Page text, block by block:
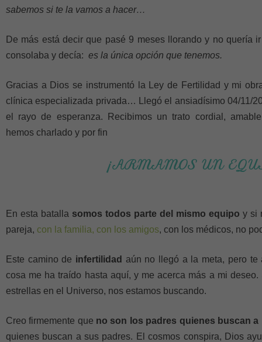
sabemos si te la vamos a hacer…
De más está decir que pasé 9 meses llorando y no quería
consolaba y decía: es la única opción que tenemos.
Gracias a Dios se instrumentó la Ley de Fertilidad y mi
clínica especializada privada… Llegó el ansiadísimo 04/11/
el rayo de esperanza. Recibimos un trato cordial,
hemos charlado y por fin
¡ARMAMOS UN
En esta batalla somos todos parte del mismo equipo y si
pareja, con la familia, con los amigos, con los médicos, no
Este camino de infertilidad aún no llegó a la meta, pero te
cosa me ha traído hasta aquí, y me acerca más a mi
estrellas en el Universo, nos estamos buscando.
Creo firmemente que no son los padres quienes buscan a
quienes buscan a sus padres. El cosmos conspira, Dios